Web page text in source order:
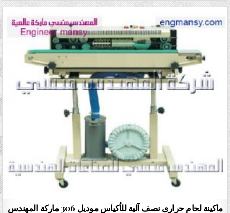
ماكينة لحام حرارى نصف آلية للأكياس موديل 306 ماركة المهندس